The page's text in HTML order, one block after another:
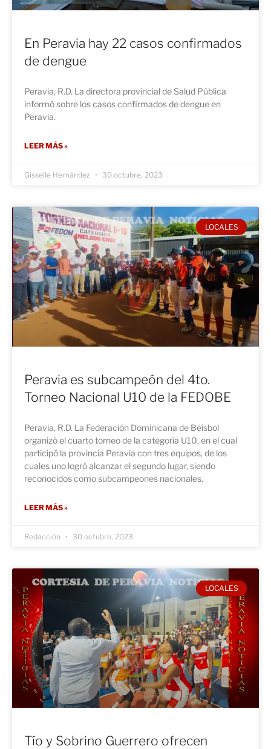
En Peravia hay 22 casos confirmados
de dengue
Peravia, R.D. La directora provincial de Salud Pública
informó sobre los casos confirmados de dengue en
Peravia.
LEER MÁS »
Gisselle Hernández 30 octubre, 2023
LOCALES
Peravia es subcampeón del 4to.
Torneo Nacional U10 de la FEDOBE
Peravia, R.D. La Federación Dominicana de Béisbol
organizó el cuarto torneo de la categoría U10, en el cual
participó la provincia Peravia con tres equipos, de los
cuales uno logró alcanzar el segundo lugar, siendo
reconocidos como subcampeones nacionales.
LEER MÁS »
Redacción 30 octubre, 2023
LOCALES
Tío y Sobrino Guerrero ofrecen